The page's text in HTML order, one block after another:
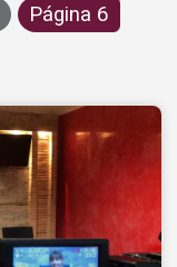
Página 6